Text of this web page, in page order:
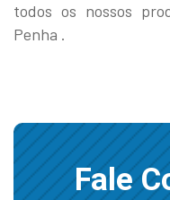
todos os nossos
Penha .
Fale